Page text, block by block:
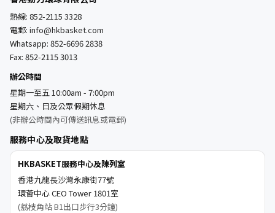
熱線: 852-2115 3328
電郵: info@hkbasket.com
Whatsapp: 852-6696 2838
Fax: 852-2115 3013
辦公時間
星期一至五 10:00am - 7:00pm
星期六、日及公眾假期休息
(非辦公時間內可傳送訊息或電郵)
服務中心及取貨地點
HKBASKET服務中心及陳列室
香港九龍長沙灣永康街77號
環薈中心 CEO Tower 1801室
(荔枝角站 B1出口步行3分鐘)